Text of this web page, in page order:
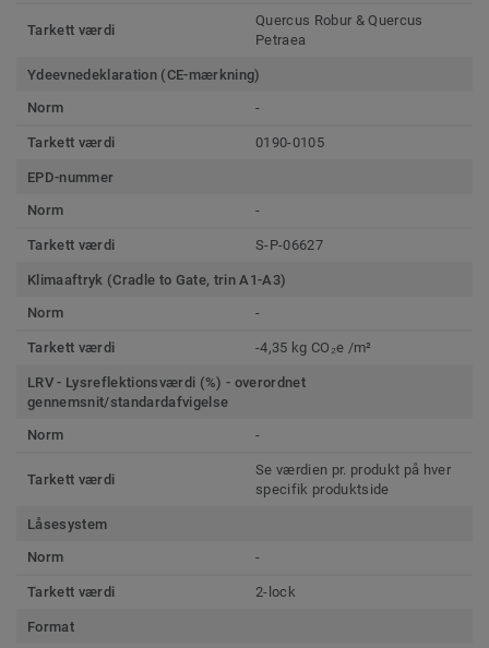
Tarkett værdi
Quercus Robur & Quercus
Petraea
Ydeevnedeklaration (CE-mærkning)
Norm
-
Tarkett værdi 0190-0105
EPD-nummer
Norm
-
Tarkett værdi S-P-06627
Klimaaftryk (Cradle to Gate, trin A1-A3)
Norm
-
Tarkett værdi -4,35 kg CO₂e /m²
LRV - Lysreflektionsværdi (%) - overordnet
gennemsnit/standardafvigelse
Norm
-
Tarkett værdi
Se værdien pr. produkt på hver
specifik produktside
Låsesystem
Norm
-
Tarkett værdi 2-lock
Format